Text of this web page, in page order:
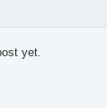
yet.